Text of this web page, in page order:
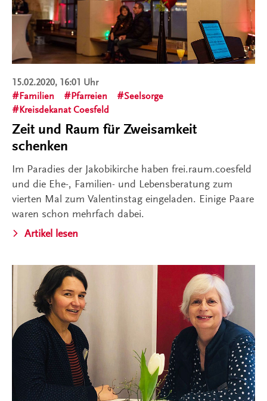
15.02.2020, 16:01 Uhr
Familien
Pfarreien
Seelsorge
Kreisdekanat Coesfeld
Zeit und Raum für Zweisamkeit
schenken
Im Paradies der Jakobikirche haben frei.raum.coesfeld
und die Ehe-, Familien- und Lebensberatung zum
vierten Mal zum Valentinstag eingeladen. Einige Paare
waren schon mehrfach dabei.
Artikel lesen